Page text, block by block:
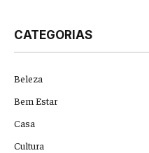
CATEGORIAS
Beleza
Bem Estar
Casa
Cultura